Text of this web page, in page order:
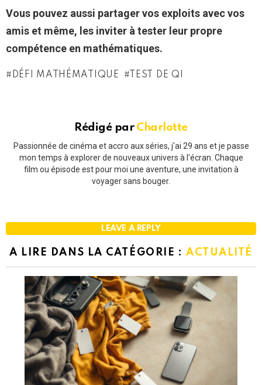
Vous pouvez aussi partager vos exploits avec vos
amis et même, les inviter à tester leur propre
compétence en mathématiques.
DÉFI MATHÉMATIQUE TEST DE QI
Rédigé par Charlotte
Passionnée de cinéma et accro aux séries, j'ai 29 ans et je passe
mon temps à explorer de nouveaux univers à l'écran. Chaque
film ou épisode est pour moi une aventure, une invitation à
voyager sans bouger.
LEAVE A REPLY
A LIRE DANS LA CATÉGORIE : ACTUALITÉ